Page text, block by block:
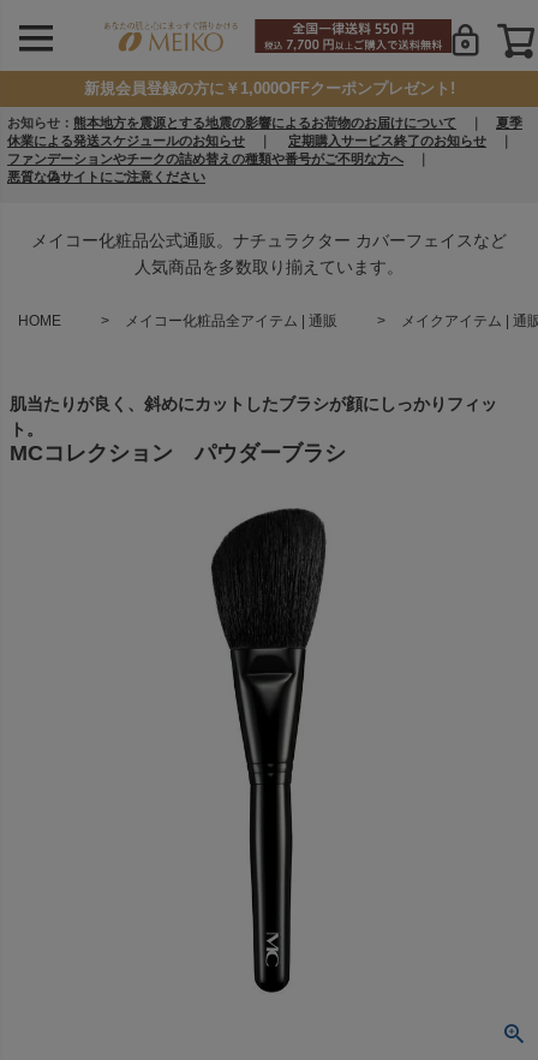
新規会員登録の方に￥1,000OFFクーポンプレゼント!
お知らせ： 熊本地方を震源とする地震の影響によるお荷物のお届けについて
夏季
休業による発送スケジュールのお知らせ
定期購入サービス終了のお知らせ
ファンデーションやチークの詰め替えの種類や番号がご不明な方へ
悪質な偽サイトにご注意ください
メイコー化粧品公式通販。ナチュラクター カバーフェイスなど
人気商品を多数取り揃えています。
HOME メイコー化粧品全アイテム | 通販 メイクアイテム | 通
肌当たりが良く、斜めにカットしたブラシが顔にしっかりフィッ
ト。
MCコレクション パウダーブラシ